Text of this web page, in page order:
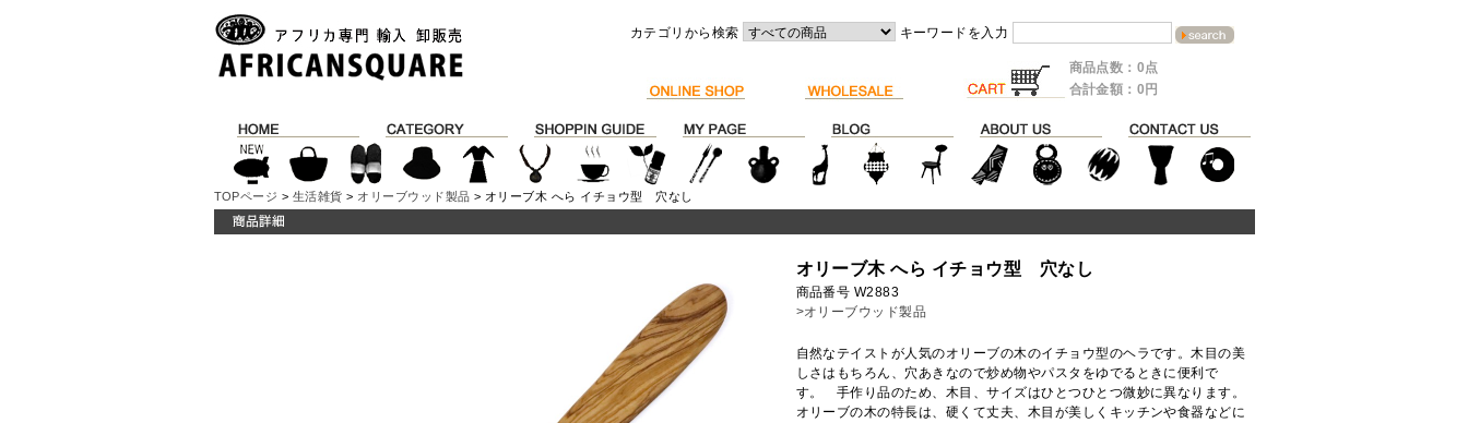
カテゴリから検索 キーワードを入力
商品点数：0点
合計金額：0円
TOPページ > 生活雑貨 > オリーブウッド製品 > オリーブ木 へら イチョウ型 穴なし
オリーブ木 へら イチョウ型 穴なし
商品番号 W2883
>オリーブウッド製品
自然なテイストが人気のオリーブの木のイチョウ型のヘラです。木目の美
しさはもちろん、穴あきなので炒め物やパスタをゆでるときに便利で
す。 手作り品のため、木目、サイズはひとつひとつ微妙に異なります。
オリーブの木の特長は、硬くて丈夫、木目が美しくキッチンや食器などに